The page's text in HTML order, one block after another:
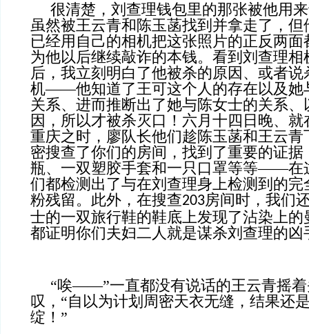
很清楚，刘查理钱包里的那张被他用
虽然被王云青和陈玉菡找到并拿走了，
已经用自己的相机把这张照片的正反两
为他以后继续敲诈的本钱。看到刘查理
后，我立刻明白了他被杀的原因、或者
机——他知道了王可这个人的存在以及她
关系、进而推断出了她与陈女士的关系
因，所以才被杀灭口！六月十四日晚、
重庆之时，廖队长他们趁陈玉菡和王云
密搜查了你们的房间，找到了重要的证
瓶、一双塑胶手套和一只口罩等等——在
们都检测出了与在刘查理身上检测到的
粉残留。此外，在搜查203房间时，我们
士的一双旅行鞋的鞋底上发现了沾染上
都证明你们夫妇二人就是谋杀刘查理的凶
“唉——”一直都没有说话的王云青摇
叹，“自以为计划周密天衣无缝，结果还
绽！”